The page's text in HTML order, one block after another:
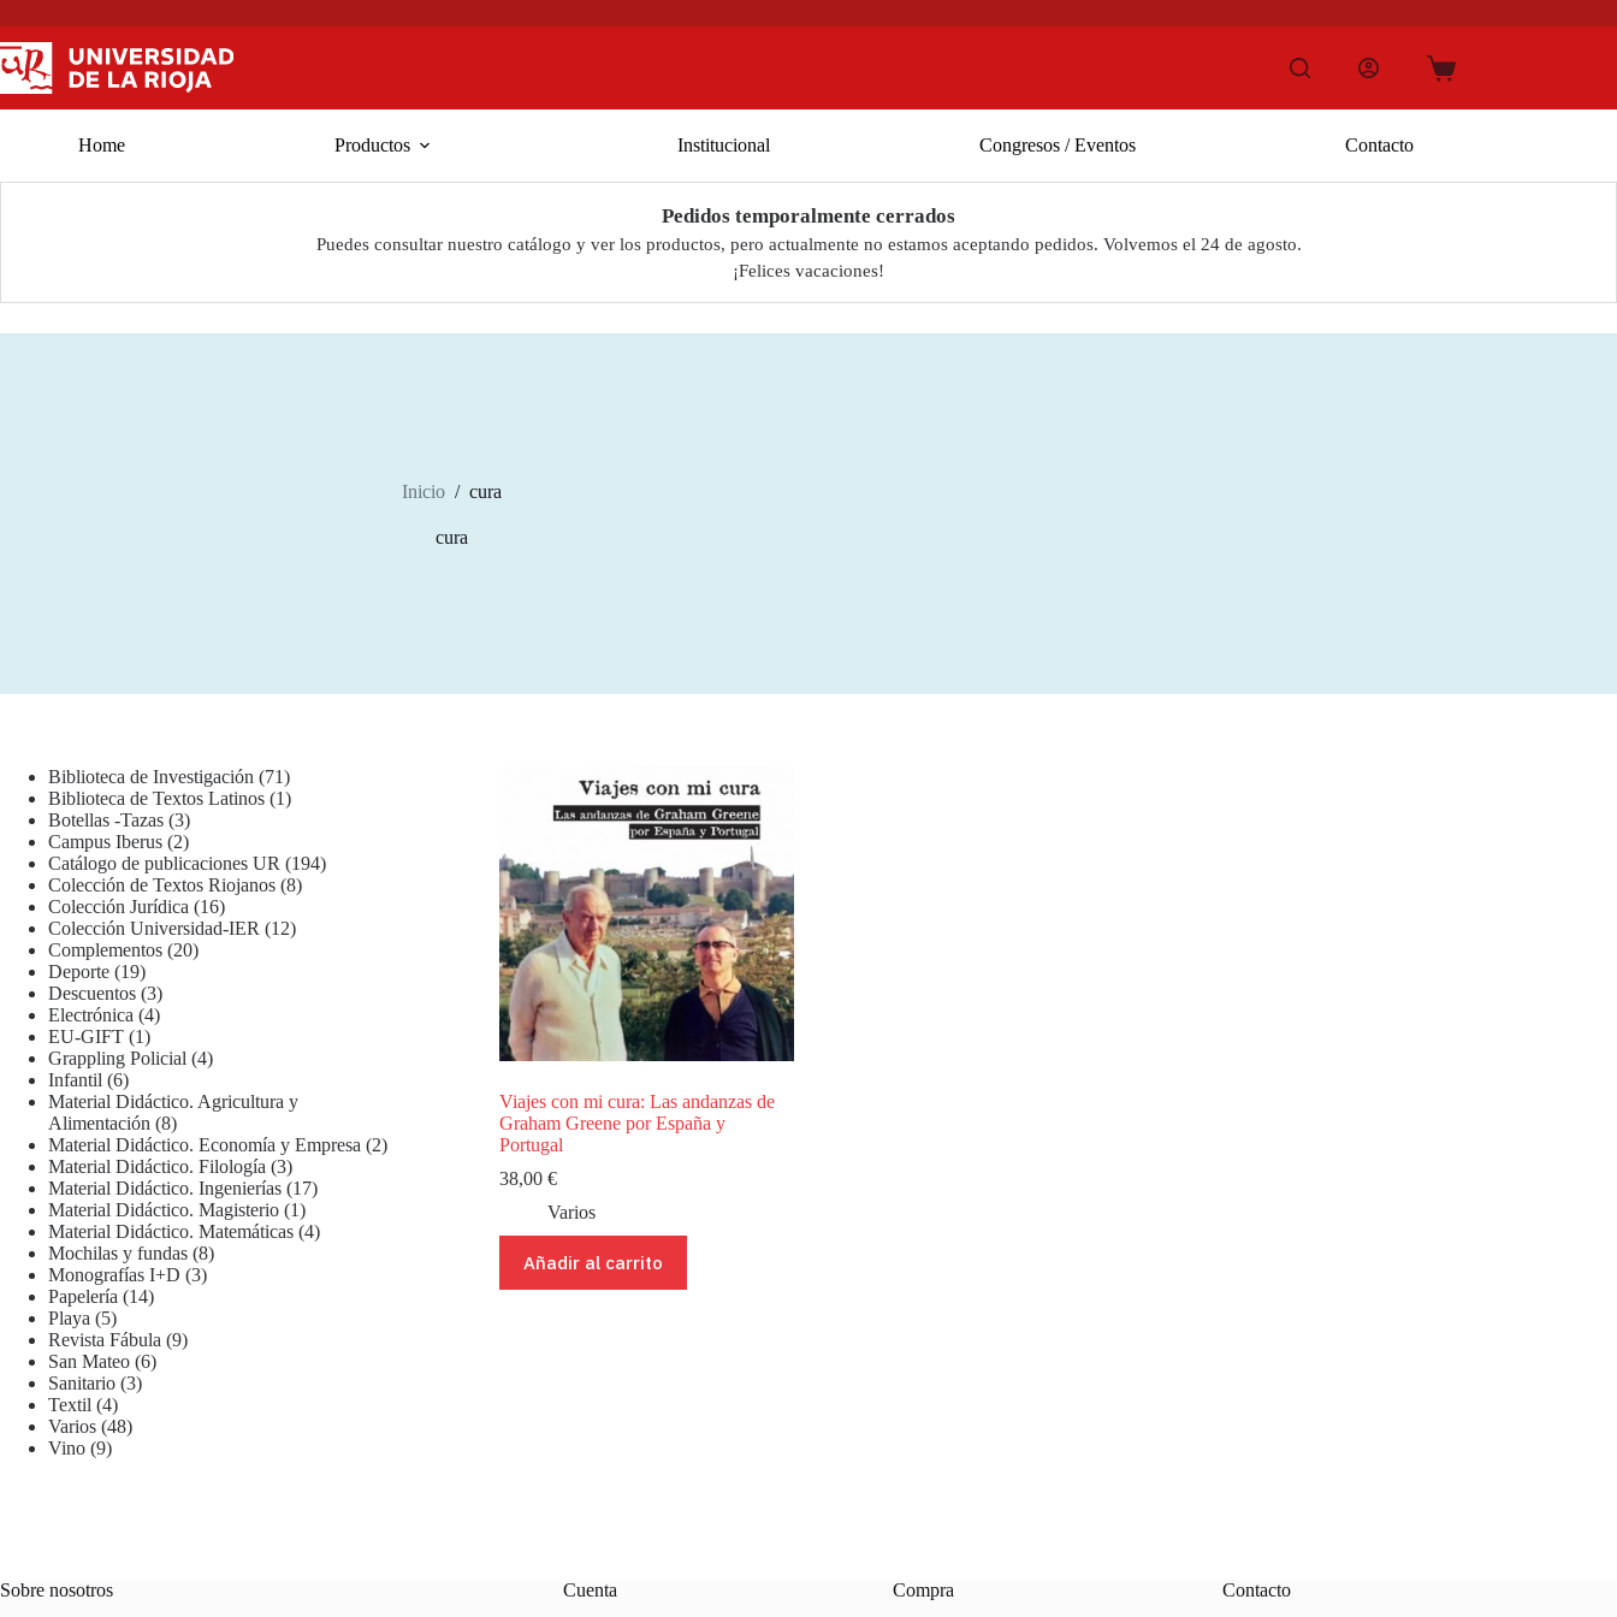
al
contenido
Carro
Home
Productos Institucional Congresos / Eventos Contacto
Pedidos temporalmente cerrados
Puedes consultar nuestro catálogo y ver los productos, pero actualmente no estamos aceptando pedidos. Volvemos el 24 de agosto.
¡Felices vacaciones!
Inicio / cura
cura
Viajes con mi cura: Las andanzas de
Graham Greene por España y
Portugal
38,00 €
Varios
Añadir al carrito
Biblioteca de Investigación 7171
productos
Biblioteca de Textos Latinos 11
Botellas -Tazas 33
productos
Campus Iberus 22
productos
Catálogo de publicaciones UR 194194
Colección de Textos Riojanos 88
Colección Jurídica 1616
productos
Colección Universidad-IER 1212
Complementos 2020
Deporte 1919
productos
Descuentos 33
productos
Electrónica 44
EU-GIFT 11
producto
Grappling Policial 44
Infantil 66
productos
Material Didáctico. Agricultura y
Alimentación 88
productos
Material Didáctico. Economía y Empresa 22
Material Didáctico. Filología 33
productos
Material Didáctico. Ingenierías 1717
Material Didáctico. Magisterio 11
producto
Material Didáctico. Matemáticas 44
Mochilas y fundas 88
Monografías I+D 33
Papelería 1414
Playa 55
productos
Revista Fábula 99
San Mateo 66
Sanitario 33
Textil 44
productos
Varios 4848
Vino 99
Sobre nosotros Cuenta Compra Contacto